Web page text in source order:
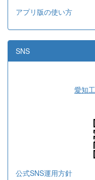
アプリ版の使い方
SNS
愛知
公式SNS運用方針